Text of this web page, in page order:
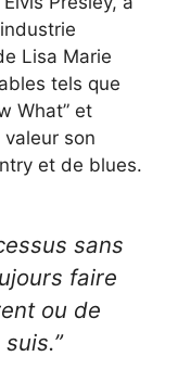
Lisa Marie
tels que
What” et
valeur son
et de blues.
sans
faire
ou de